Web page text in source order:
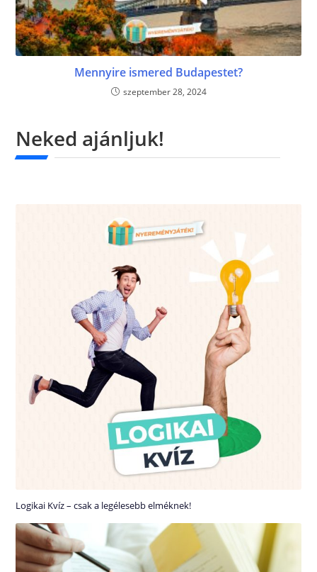
Mennyire ismered Budapestet?
szeptember 28, 2024
Neked ajánljuk!
Logikai Kvíz – csak a legélesebb elméknek!